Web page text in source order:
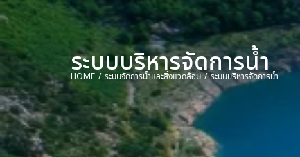
ระบบบริหารจัดการน้ำ
You are here:
HOME ระบบจัดการน้ำและสิ่งแวดล้อม ระบบบริหารจัดการน้ำ